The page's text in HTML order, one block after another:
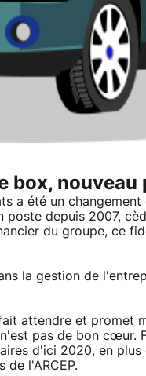
box,
a été un
depuis 2007,
du groupe, ce
la gestion de
attendre et promet
pas de bon cœur.
d'ici 2020, en
de l'ARCEP.